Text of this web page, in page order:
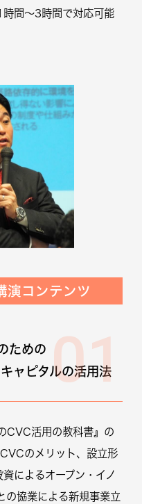
間～3時間で対応可能
演コンテンツ
ための
ャピタルの活用法
01
CVC活用の教科書』の
のメリット、設立形
によるオープン・イノ
の協業による新規事業立